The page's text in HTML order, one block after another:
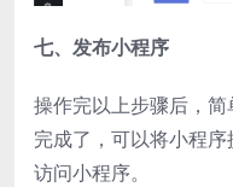
七、发布小程序
操作完以上步骤后，
完成了，可以将小程
访问小程序。